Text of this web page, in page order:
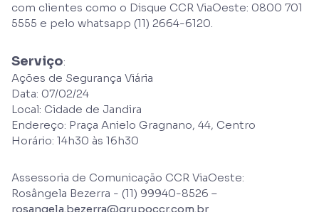
com clientes como o Disque CCR ViaOeste: 0800 701
5555 e pelo whatsapp (11) 2664-6120.
Serviço:
Ações de Segurança Viária
Data: 07/02/24
Local: Cidade de Jandira
Endereço: Praça Anielo Gragnano, 44, Centro
Horário: 14h30 às 16h30
Assessoria de Comunicação CCR ViaOeste:
Rosângela Bezerra - (11) 99940-8526 –
rosangela.bezerra@grupoccr.com.br